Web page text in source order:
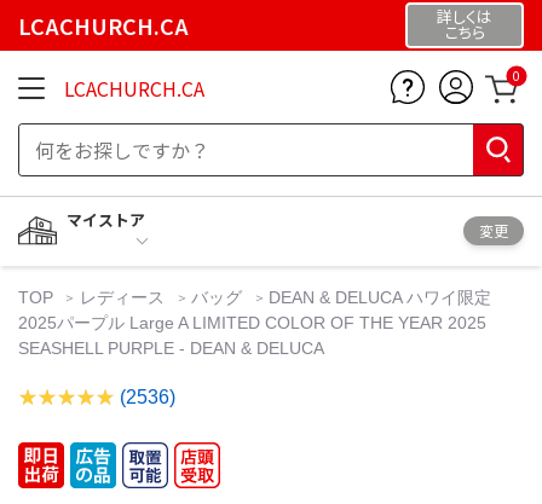
LCACHURCH.CA 詳しくは
こちら
LCACHURCH.CA 0
マイストア
変更
TOP レディース バッグ
DEAN & DELUCA ハワイ限定
2025パープル Large A LIMITED COLOR OF THE YEAR 2025
SEASHELL PURPLE - DEAN & DELUCA
(2536)